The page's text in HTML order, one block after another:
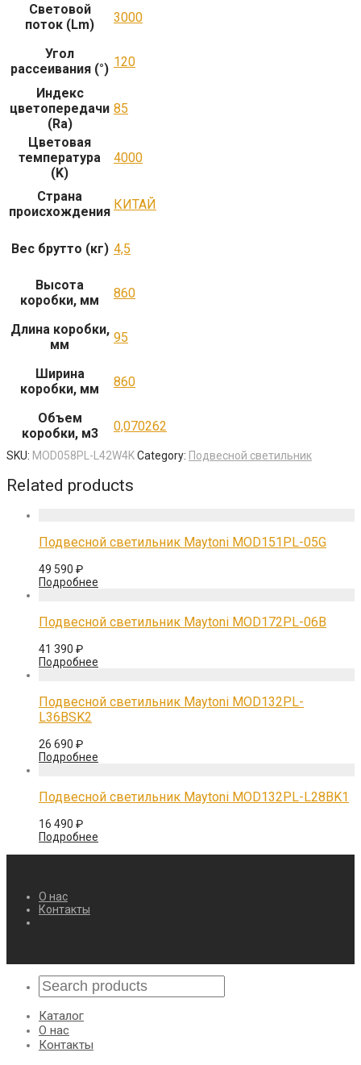
Световой
поток (Lm)
3000
Угол
рассеивания (°) 120
Индекс
цветопередачи
(Ra)
85
Цветовая
температура
(K)
4000
Страна
происхождения КИТАЙ
Вес брутто (кг) 4,5
Высота
коробки, мм
860
Длина коробки,
мм
95
Ширина
коробки, мм
860
Объем
коробки, м3
0,070262
SKU: MOD058PL-L42W4KCategory: Подвесной светильник
Related products
Подвесной светильник Maytoni MOD151PL-05G
49 590 ₽
Подробнее
Подвесной светильник Maytoni MOD172PL-06B
41 390 ₽
Подробнее
Подвесной светильник Maytoni MOD132PL-
L36BSK2
26 690 ₽
Подробнее
Подвесной светильник Maytoni MOD132PL-L28BK1
16 490 ₽
Подробнее
О нас
Контакты
Каталог
О нас
Контакты